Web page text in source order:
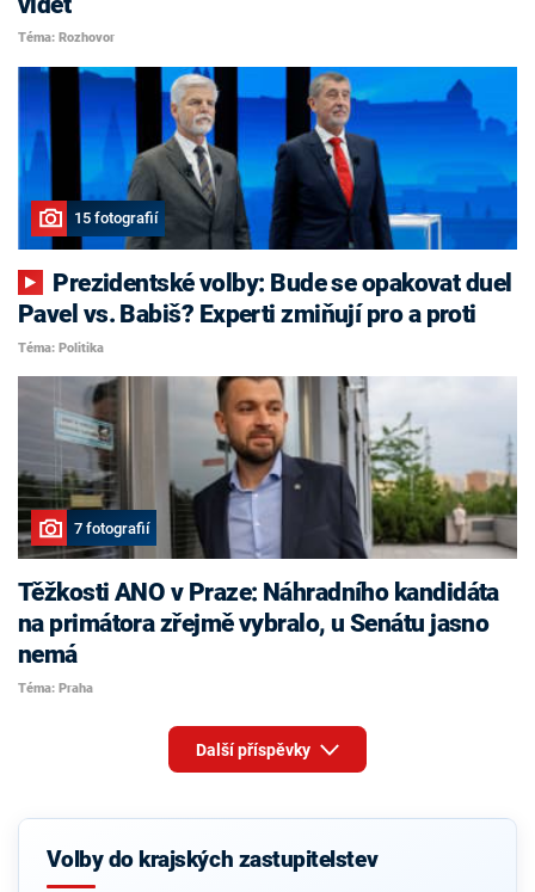
Téma: Rozhovor
15 fotografií
Pavel vs. Babiš? Experti zmiňují pro a proti
Téma: Politika
7 fotografií
Těžkosti ANO v Praze: Náhradního kandidáta
na primátora zřejmě vybralo, u Senátu jasno
nemá
Téma: Praha
Další příspěvky
Volby do krajských zastupitelstev